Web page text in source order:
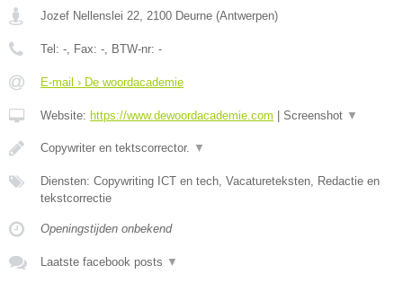
Jozef Nellenslei 22 2100 Deurne (Antwerpen)
Tel: - , Fax: - , BTW-nr: -
E-mail › De woordacademie
Website: https://www.dewoordacademie.com | Screenshot ▼
Copywriter en tektscorrector. ▼
Diensten: Copywriting ICT en tech, Vacatureteksten, Redactie en
tekstcorrectie
Openingstijden onbekend
Laatste facebook posts ▼